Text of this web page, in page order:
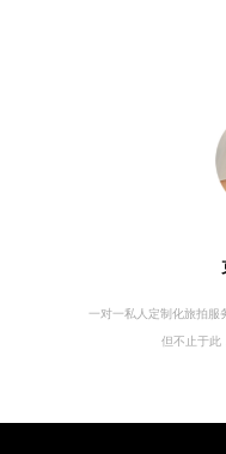
一对一私人定制化旅拍服
但不止于此